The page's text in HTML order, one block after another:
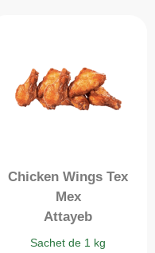
Chicken Wings Tex
Mex
Attayeb
Sachet de 1 kg